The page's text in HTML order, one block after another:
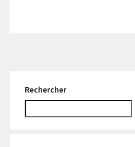
Rechercher